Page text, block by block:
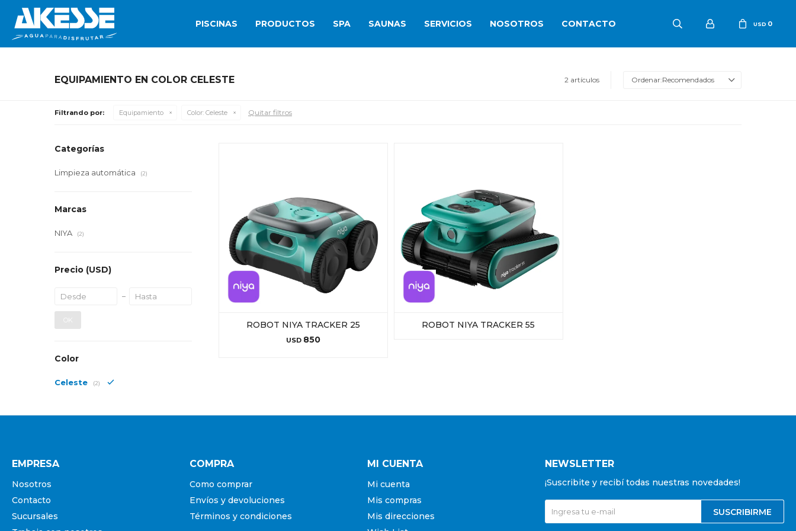
PISCINAS PRODUCTOS SPA SAUNAS SERVICIOS NOSOTROS CONTACTO USD 0
EQUIPAMIENTO EN COLOR CELESTE 2 artículos Recomendados
Filtrando por: Equipamiento Color: Celeste Quitar filtros
ROBOT NIYA TRACKER 25
USD 850
ROBOT NIYA TRACKER 55
Categorías
Limpieza automática (2)
Marcas
NIYA (2)
Precio (USD)
OK
Color
Celeste (2)
EMPRESA
Nosotros
Contacto
Sucursales
COMPRA
Como comprar
Envíos y devoluciones
Términos y condiciones
MI CUENTA
Mi cuenta
Mis compras
Mis direcciones
NEWSLETTER
¡Suscribite y recibí todas nuestras novedades!
SUSCRIBIRME